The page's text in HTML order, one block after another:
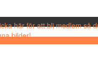
här för att bli medlem så
bilder!